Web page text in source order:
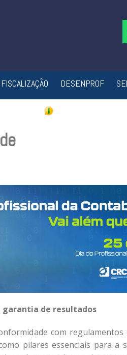
FISCALIZAÇÃO DESENPROF
de resultados
com regulamentos
pilares essenciais para a